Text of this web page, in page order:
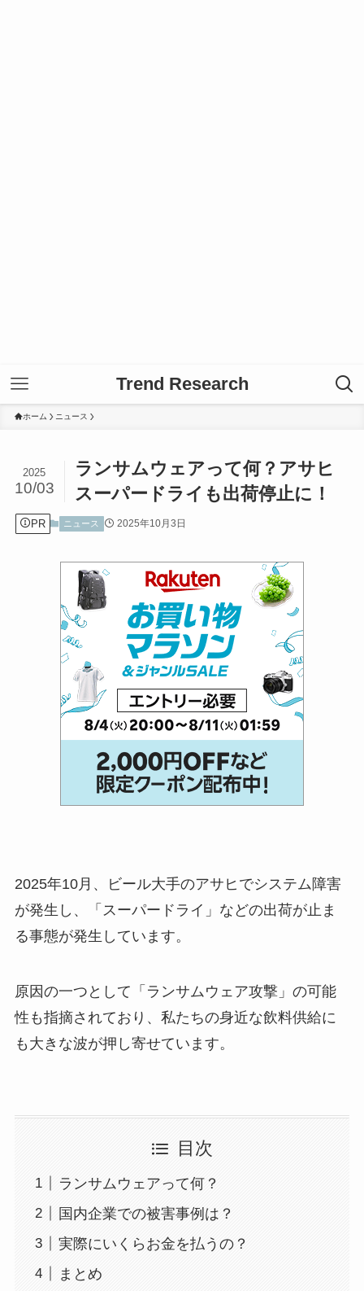
Trend Research
ホーム ニュース
ランサムウェアって何？アサヒ
スーパードライも出荷停止に！
2025
10/03
PR ニュース 2025年10月3日
2025年10月、ビール大手のアサヒでシステム障害
が発生し、「スーパードライ」などの出荷が止ま
る事態が発生しています。
原因の一つとして「ランサムウェア攻撃」の可能
性も指摘されており、私たちの身近な飲料供給に
も大きな波が押し寄せています。
目次
ランサムウェアって何？
国内企業での被害事例は？
実際にいくらお金を払うの？
まとめ